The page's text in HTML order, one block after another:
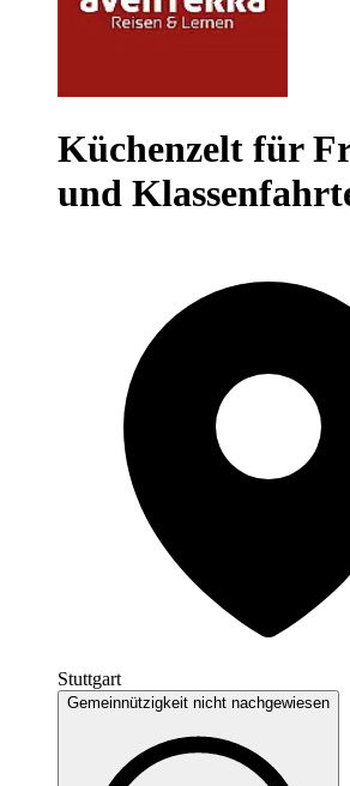
Küchenzelt für
und
Stuttgart
Gemeinnützigkeit nicht nachgewiesen